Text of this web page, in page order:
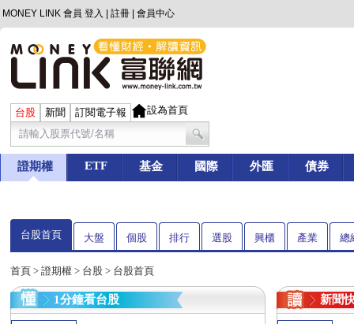
MONEY LINK 會員 登入 註冊 會員中心
台股 新聞 訂閱電子報 設為首頁
證期權 ETF 基金 國際 外匯 債券
台股首頁 大盤 個股 排行 選股 興櫃 產業 總
首頁 > 證期權 > 台股 > 台股首頁
1分鐘看台股 新聞